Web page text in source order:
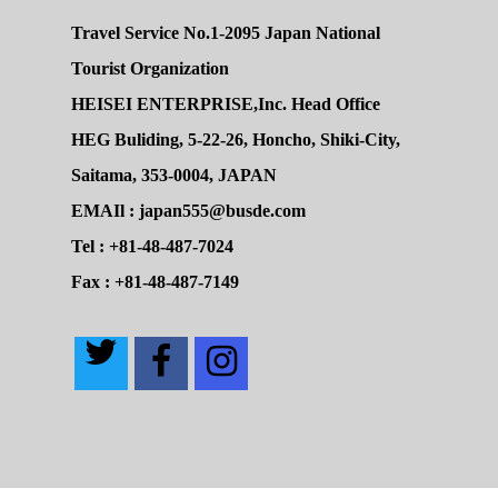
Travel Service No.1-2095 Japan National
Tourist Organization
HEISEI ENTERPRISE,Inc. Head Office
HEG Buliding, 5-22-26, Honcho, Shiki-City,
Saitama, 353-0004, JAPAN
EMAIl : japan555@busde.com
Tel : +81-48-487-7024
Fax : +81-48-487-7149